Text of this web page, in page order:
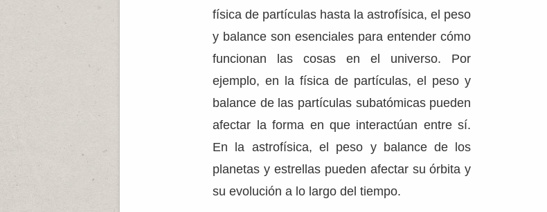
física de partículas hasta la astrofísica, el peso
y balance son esenciales para entender cómo
funcionan las cosas en el universo. Por
ejemplo, en la física de partículas, el peso y
balance de las partículas subatómicas pueden
afectar la forma en que interactúan entre sí.
En la astrofísica, el peso y balance de los
planetas y estrellas pueden afectar su órbita y
su evolución a lo largo del tiempo.